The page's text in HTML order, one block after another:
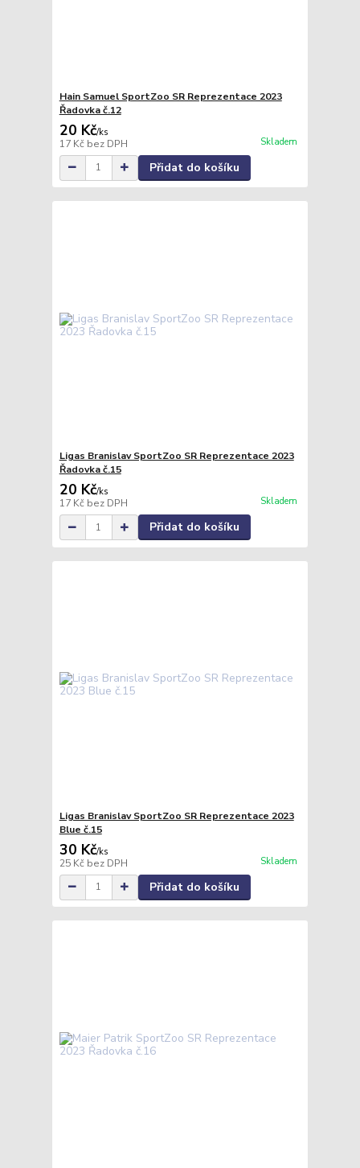
Hain Samuel SportZoo SR Reprezentace 2023
Řadovka č.12
20 Kč/ks
17 Kč bez DPH Skladem
Přidat do košíku
Ligas Branislav SportZoo SR Reprezentace 2023
Řadovka č.15
20 Kč/ks
17 Kč bez DPH Skladem
Přidat do košíku
Ligas Branislav SportZoo SR Reprezentace 2023
Blue č.15
30 Kč/ks
25 Kč bez DPH Skladem
Přidat do košíku